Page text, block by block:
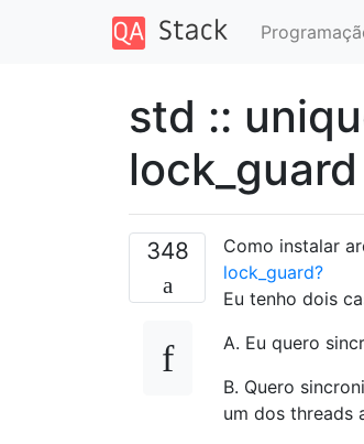
std ::
348 Como instalar
lock_guard?
Eu tenho dois
A. Eu quero
B. Quero
um dos threads